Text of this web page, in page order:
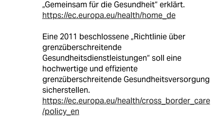
„Gemeinsam für die Gesundheit“ erklärt.
https://ec.europa.eu/health/home_de
Eine 2011 beschlossene „Richtlinie über
grenzüberschreitende
Gesundheitsdienstleistungen“ soll eine
hochwertige und effiziente
grenzüberschreitende Gesundheitsversorgung
sicherstellen.
https://ec.europa.eu/health/cross_border_care
/policy_en